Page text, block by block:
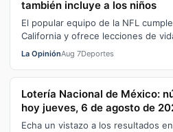
también incluye a los niños
El popular equipo de la NFL
California y ofrece lecciones de
La OpiniónAug 7Deportes
Lotería Nacional de México:
hoy jueves, 6 de agosto de
Echa un vistazo a los resultados